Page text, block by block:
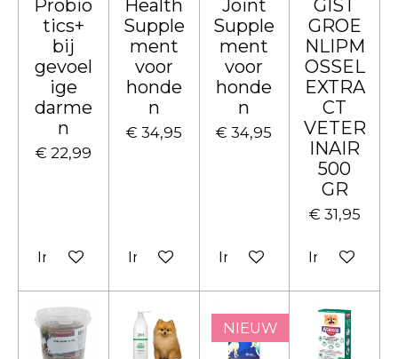
Probio
tics+
bij
gevoel
ige
darme
n
€ 22,99
In winkelwagen
Health
Supple
ment
voor
honde
n
€ 34,95
In winkelwagen
Joint
Supple
ment
voor
honde
n
€ 34,95
In winkelwagen
GIST
GROE
NLIPM
OSSEL
EXTRA
CT
VETER
INAIR
500
GR
€ 31,95
In
NIEUW